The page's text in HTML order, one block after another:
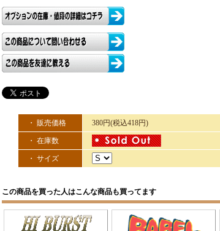
・ 販売価格 380円(税込418円)
・ 在庫数
・ サイズ
この商品を買った人はこんな商品も買ってます